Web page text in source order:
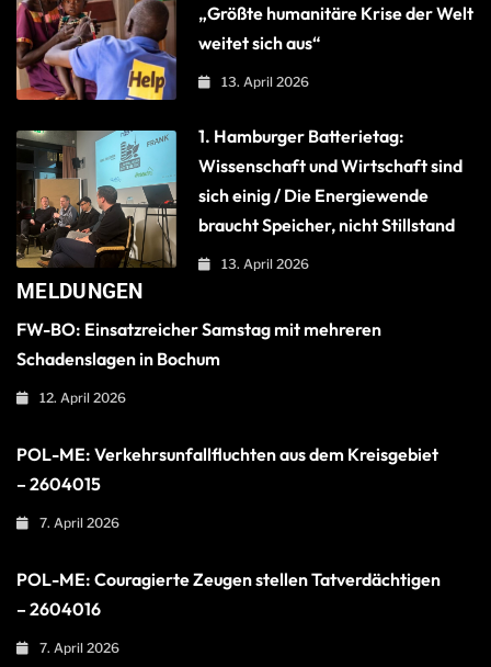
„Größte humanitäre Krise der Welt
weitet sich aus“
13. April 2026
1. Hamburger Batterietag:
Wissenschaft und Wirtschaft sind
sich einig / Die Energiewende
braucht Speicher, nicht Stillstand
13. April 2026
MELDUNGEN
FW-BO: Einsatzreicher Samstag mit mehreren
Schadenslagen in Bochum
12. April 2026
POL-ME: Verkehrsunfallfluchten aus dem Kreisgebiet
– 2604015
7. April 2026
POL-ME: Couragierte Zeugen stellen Tatverdächtigen
– 2604016
7. April 2026